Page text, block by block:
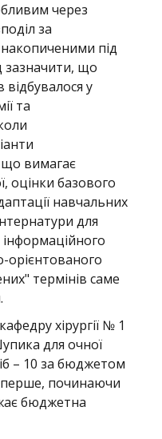
через
за
накопиченими під
зазначити, що
у
та
що вимагає
оцінки базового
навчальних
для
орієнтованого
термінів саме
хірургії № 1
для очної
– 10 за бюджетом
починаючи
бюджетна